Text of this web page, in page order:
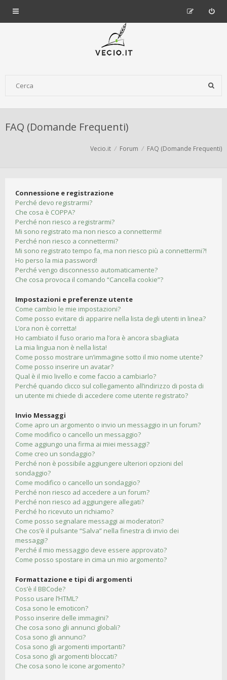
FAQ (Domande Frequenti)
Vecio.it Forum FAQ (Domande Frequenti)
Connessione e registrazione
Perché devo registrarmi?
Che cosa è COPPA?
Perché non riesco a registrarmi?
Mi sono registrato ma non riesco a connettermi!
Perché non riesco a connettermi?
Mi sono registrato tempo fa, ma non riesco più a connettermi?!
Ho perso la mia password!
Perché vengo disconnesso automaticamente?
Che cosa provoca il comando “Cancella cookie”?
Impostazioni e preferenze utente
Come cambio le mie impostazioni?
Come posso evitare di apparire nella lista degli utenti in linea?
L’ora non è corretta!
Ho cambiato il fuso orario ma l’ora è ancora sbagliata
La mia lingua non è nella lista!
Come posso mostrare un’immagine sotto il mio nome utente?
Come posso inserire un avatar?
Qual è il mio livello e come faccio a cambiarlo?
Perché quando clicco sul collegamento all’indirizzo di posta di
un utente mi chiede di accedere come utente registrato?
Invio Messaggi
Come apro un argomento o invio un messaggio in un forum?
Come modifico o cancello un messaggio?
Come aggiungo una firma ai miei messaggi?
Come creo un sondaggio?
Perché non è possibile aggiungere ulteriori opzioni del
sondaggio?
Come modifico o cancello un sondaggio?
Perché non riesco ad accedere a un forum?
Perché non riesco ad aggiungere allegati?
Perché ho ricevuto un richiamo?
Come posso segnalare messaggi ai moderatori?
Che cos’è il pulsante “Salva” nella finestra di invio dei
messaggi?
Perché il mio messaggio deve essere approvato?
Come posso spostare in cima un mio argomento?
Formattazione e tipi di argomenti
Cos’è il BBCode?
Posso usare l’HTML?
Cosa sono le emoticon?
Posso inserire delle immagini?
Che cosa sono gli annunci globali?
Cosa sono gli annunci?
Cosa sono gli argomenti importanti?
Cosa sono gli argomenti bloccati?
Che cosa sono le icone argomento?